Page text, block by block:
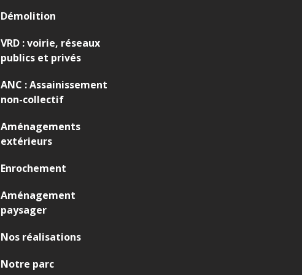
Démolition
VRD : voirie, réseaux
publics et privés
ANC : Assainissement
non-collectif
Aménagements
extérieurs
Enrochement
Aménagement
paysager
Nos réalisations
Notre parc